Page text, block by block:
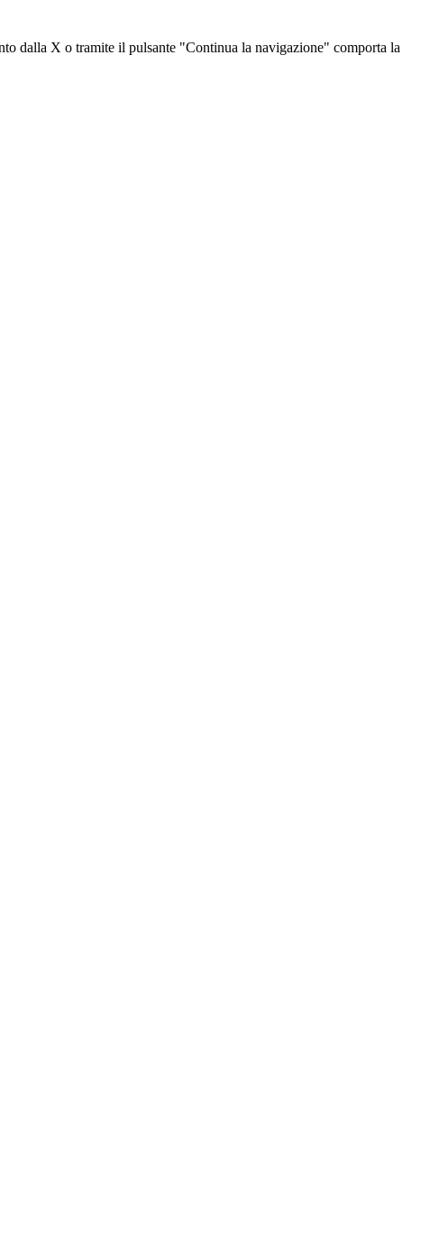
dalla X o tramite il pulsante "Continua la navigazione" comporta la